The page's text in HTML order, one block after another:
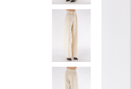
orecchini
bracciali
collane
orecchini